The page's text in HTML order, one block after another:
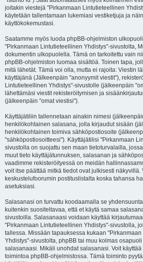
joitakin viestejä "Pirkanmaan Lintutieteellinen
käytetään tallentamaan lukemiasi vestiketjuja ja
käyttökokemustasi.
Saatamme myös luoda phpBB-ohjelmiston
"Pirkanmaan Lintutieteellinen Yhdistys"-sivustolta,
dokumentin ulkopuolella. Tämä on tarkoitettu vain
phpBB-ohjelmiston luomaa sisältöä. Toinen tapa,
mitä lähetät. Tämä voi olla, mutta ei rajoita: Viestin
käyttäjänä (Jälkeenpäin "anonyymit viestit"),
Lintutieteellinen Yhdistys"-sivustolle (jälkeenpäin
lähettämäsi viestit rekisteröitymisen ja
(jälkeenpäin "omat viestisi").
Käyttäjätiliin tallennetaan ainakin nimesi
henkilökohtainen salasana, jolla kirjaudut sisään
henkilökohtainen toimiva sähköpostiosoite
"sähköpostiosoitteesi"). Käyttäjätilisi "Pirkanmaan
sivustolla on suojattu sen maan tietoturvalailla,
muut tieto käyttäjätunnuksen, salasanan ja
vaadimme rekisteröityessä on meidän
voit itse päättää mitkä tiedot ovat julkisesti näkyvillä.
keskustelufoorumin postituslistalta koska tahansa
asetuksiasi.
Salasanasi on turvattu koodaamalla se
kuitenkin suositeltavaa, että et käytä samaa
sivustoilla. Salasanaasi voidaan käyttää
"Pirkanmaan Lintutieteellinen Yhdistys"-sivustolla,
tallessa. Missään tapauksessa kukaan
Yhdistys"-sivustolta, phpBB tai muu kolmas
salasanaasi. Mikäli unohdat salasanasi. Voit
toimintoa phpBB-ohjelmistossa. Tämä toiminto